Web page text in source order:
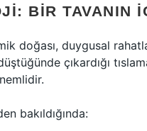
BIR TAVANIN
doğası, duygusal
çıkardığı
bakıldığında: